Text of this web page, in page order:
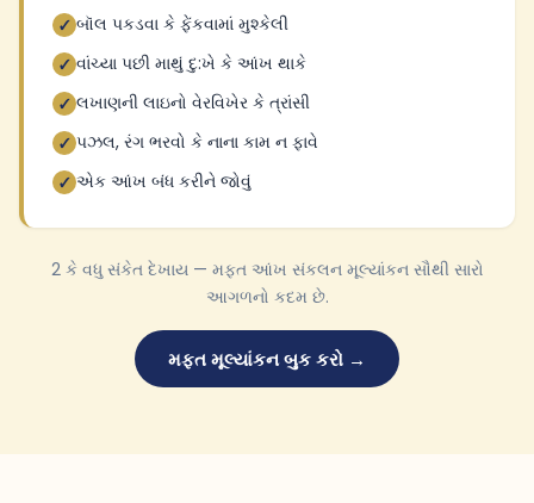
✓ બૉલ પકડવા કે ફેંકવામાં મુશ્કેલી
✓ વાંચ્યા પછી માથું દુ:ખે કે આંખ થાકે
✓ લખાણની લાઇનો વેરવિખેર કે ત્રાંસી
✓ પઝલ, રંગ ભરવો કે નાના કામ ન ફાવે
✓ એક આંખ બંધ કરીને જોવું
2 કે વધુ સંકેત દેખાય — મફત આંખ સંકલન મૂલ્યાંકન સૌથી સારો
આગળનો કદમ છે.
મફત મૂલ્યાંકન બુક કરો →